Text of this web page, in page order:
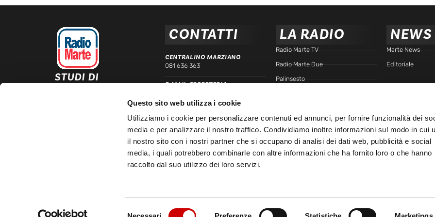
Questo sito web utilizza i cookie
Utilizziamo i cookie per personalizzare contenuti ed annunci, per fornire funzionalità dei
media e per analizzare il nostro traffico. Condividiamo inoltre informazioni sul modo in cui
il nostro sito con i nostri partner che si occupano di analisi dei dati web, pubblicità e social
media, i quali potrebbero combinarle con altre informazioni che ha fornito loro o che hanno
raccolto dal suo utilizzo dei loro servizi.
STUDI DI
Via Comunale Tavernola, 166/b
CONTATTI
CENTRALINO MARZIANO
081 636 363
E-MAIL SEGRETERIA
339 666 99 90
LINEA COMMERCIALE
LA RADIO
Radio Marte TV
Radio Marte Due
Palinsesto
Podcast - Brain Station
Podcast - Gente di Marte
Marte Replay
NEWS
Marte News
Editoriale
© 2025 Radio Marte S.r.l | P.IVA 03481150633 – REA 334845